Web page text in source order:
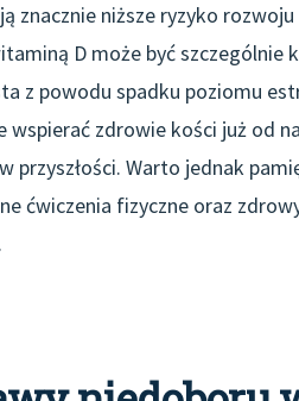
znacznie niższe ryzyko
D może być
z powodu spadku poziomu
zdrowie kości już od
przyszłości. Warto jednak
ćwiczenia fizyczne oraz